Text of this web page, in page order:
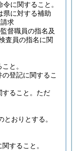
に関すること。
県に対する補助
求
督職員の指名及
査員の指名に関
と。
登記に関するこ
ること。 ただ
おりとする。
すること。